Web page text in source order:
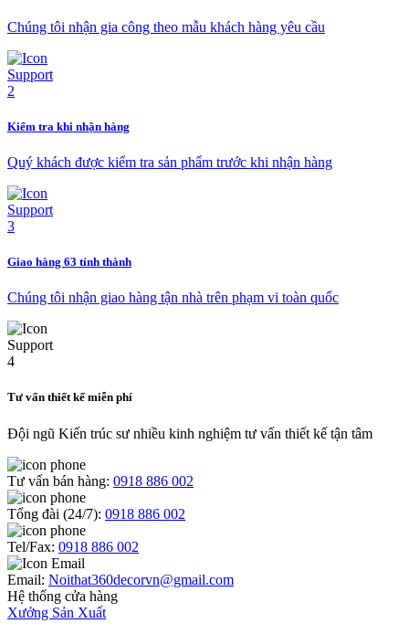
Chúng tôi nhận gia công theo mẫu khách hàng yêu cầu
Kiểm tra khi nhận hàng
Quý khách được kiểm tra sản phẩm trước khi nhận hàng
Giao hàng 63 tỉnh thành
Chúng tôi nhận giao hàng tận nhà trên phạm vi toàn quốc
Tư vấn thiết kế miễn phí
Đội ngũ Kiến trúc sư nhiều kinh nghiệm tư vấn thiết kế tận tâm
Tư vấn bán hàng: 0918 886 002
Tổng đài (24/7): 0918 886 002
Tel/Fax: 0918 886 002
Email: Noithat360decorvn@gmail.com
Hệ thống cửa hàng
Xưởng Sản Xuất